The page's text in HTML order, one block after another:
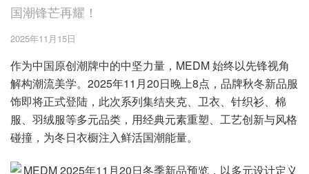
国潮锋芒再耀！
2025年11月15日
作为中国原创潮牌中的中坚力量，MEDM 始终以先锋视角
解构潮流美学。2025年11月20日晚上8点，品牌秋冬新品服
饰即将正式登陆，此次系列集结夹克、卫衣、针织衫、棉
服、羽绒服等多元品类，用经典元素重塑、工艺创新与风格
碰撞，为冬日衣橱注入鲜活国潮能量。